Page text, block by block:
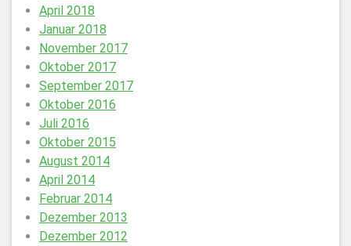
April 2018
Januar 2018
November 2017
Oktober 2017
September 2017
Oktober 2016
Juli 2016
Oktober 2015
August 2014
April 2014
Februar 2014
Dezember 2013
Dezember 2012